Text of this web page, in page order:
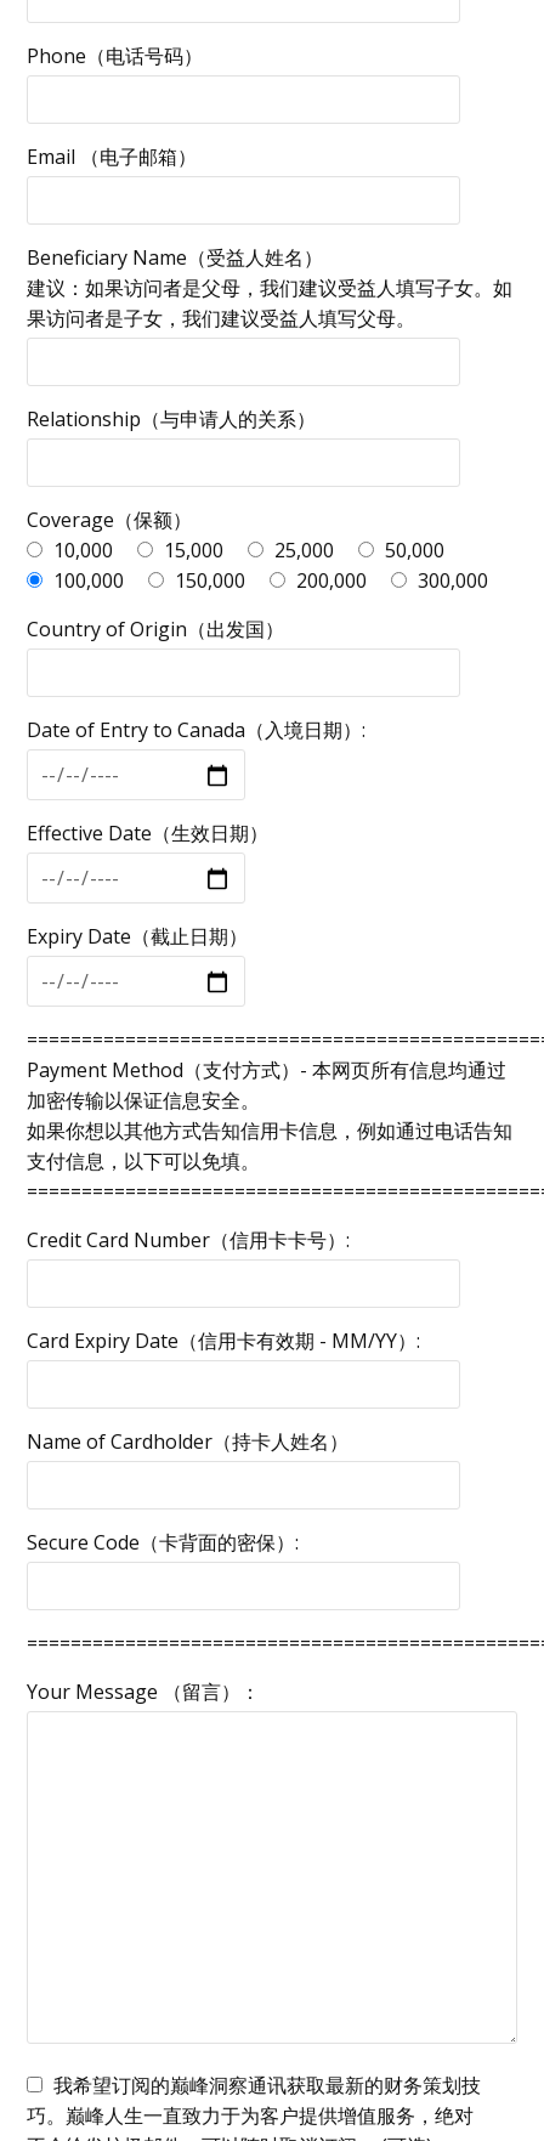
Phone（电话号码）
Email （电子邮箱）
Beneficiary Name（受益人姓名）
建议：如果访问者是父母，我们建议受益人填写子女。如
果访问者是子女，我们建议受益人填写父母。
Relationship（与申请人的关系）
Coverage（保额）
10,000
15,000 25,000
50,000
100,000
150,000 200,000
300,000
Country of Origin（出发国）
Date of Entry to Canada（入境日期）:
Effective Date（生效日期）
Expiry Date（截止日期）
Payment Method（支付方式）- 本网页所有信息均通过
加密传输以保证信息安全。
如果你想以其他方式告知信用卡信息，例如通过电话告知
支付信息，以下可以免填。
Credit Card Number（信用卡卡号）:
Card Expiry Date（信用卡有效期 - MM/YY）:
Name of Cardholder（持卡人姓名）
Secure Code（卡背面的密保）:
Your Message （留言）：
我希望订阅的巅峰洞察通讯获取最新的财务策划技
巧。巅峰人生一直致力于为客户提供增值服务，绝对